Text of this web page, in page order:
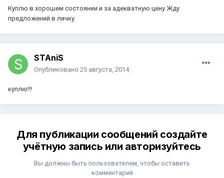
Куплю в хорошем состоянии и за адекватную цену.Жду
предложений в личку
STAniS
Опубликовано 25 августа, 2014
куплю!!!
Для публикации сообщений создайте
учётную запись или авторизуйтесь
Вы должны быть пользователем, чтобы оставить
комментарий